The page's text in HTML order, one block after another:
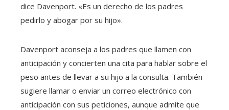
dice Davenport. «Es un derecho de los padres
pedirlo y abogar por su hijo».
Davenport aconseja a los padres que llamen con
anticipación y concierten una cita para hablar sobre el
peso antes de llevar a su hijo a la consulta. También
sugiere llamar o enviar un correo electrónico con
anticipación con sus peticiones, aunque admite que